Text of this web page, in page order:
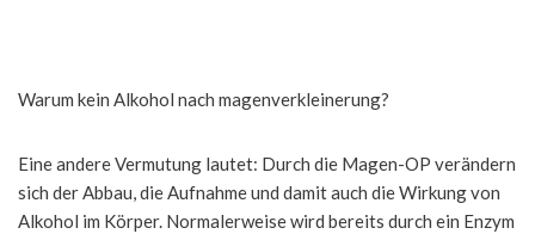
Warum kein Alkohol nach magenverkleinerung?
Eine andere Vermutung lautet: Durch die Magen-OP verändern
sich der Abbau, die Aufnahme und damit auch die Wirkung von
Alkohol im Körper. Normalerweise wird bereits durch ein Enzym